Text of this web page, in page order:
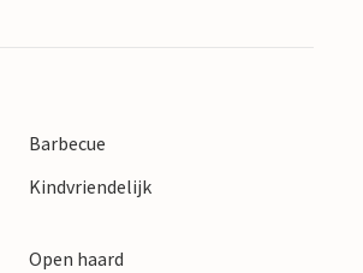
je tijdens het seizoen
meren.
gasten veilig zijn.
Barbecue
Kindvriendelijk
Open haard